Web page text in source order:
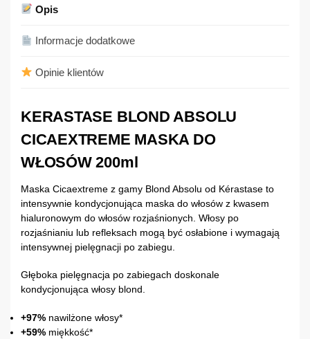
Opis
Informacje dodatkowe
Opinie klientów
KERASTASE BLOND ABSOLU
CICAEXTREME MASKA DO
WŁOSÓW 200ml
Maska Cicaextreme z gamy Blond Absolu od Kérastase to
intensywnie kondycjonująca maska do włosów z kwasem
hialuronowym do włosów rozjaśnionych. Włosy po
rozjaśnianiu lub refleksach mogą być osłabione i wymagają
intensywnej pielęgnacji po zabiegu.
Głęboka pielęgnacja po zabiegach doskonale
kondycjonująca włosy blond.
+97% nawilżone włosy*
+59% miękkość*